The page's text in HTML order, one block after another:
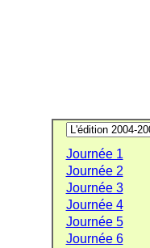
Journée 1
Journée 2
Journée 3
Journée 4
Journée 5
Journée 6